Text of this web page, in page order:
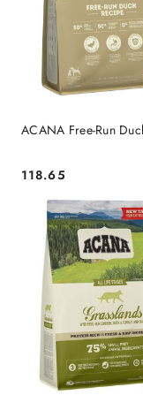
ACANA Free-Run
Cena:
118.65